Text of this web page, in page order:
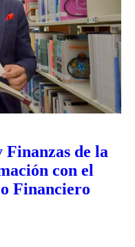
Finanzas de la
con el
Financiero